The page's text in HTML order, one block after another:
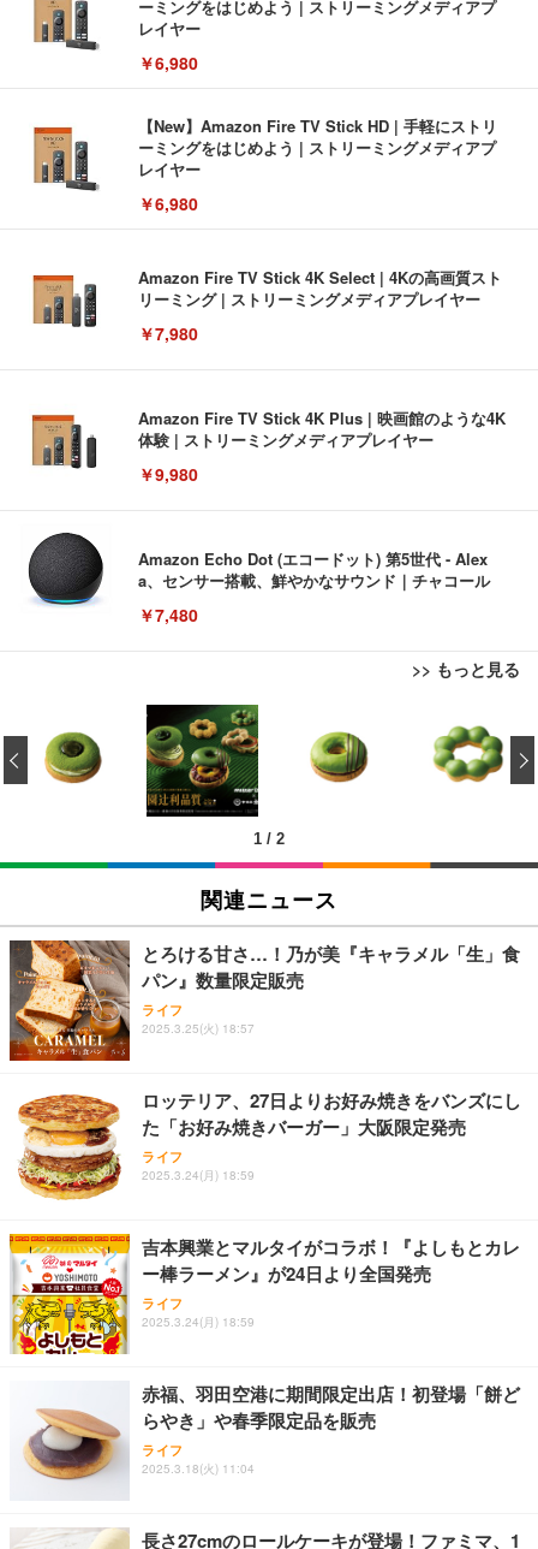
ーミングをはじめよう | ストリーミングメディアプ
レイヤー
￥6,980
【New】Amazon Fire TV Stick HD | 手軽にストリ
ーミングをはじめよう | ストリーミングメディアプ
レイヤー
￥6,980
Amazon Fire TV Stick 4K Select | 4Kの高画質スト
リーミング | ストリーミングメディアプレイヤー
￥7,980
Amazon Fire TV Stick 4K Plus | 映画館のような4K
体験 | ストリーミングメディアプレイヤー
￥9,980
Amazon Echo Dot (エコードット) 第5世代 - Alex
a、センサー搭載、鮮やかなサウンド｜チャコール
￥7,480
>> もっと見る
[EdoErgo] オフィスチェア 椅子 テレワーク 疲れな
い 跳ね上げ式アームレスト コンパクト 約105度ロッ
キング pc 事務椅子 360度回転 座面昇降 強化ナイロ
ン樹脂ベース 通気性メッシュ 在宅ワーク H-WY01
(黒網+黒枠+黒足)
￥5,699
SIHOO B100 オフィスチェア／デスクチェア メッシ
ュチェア 人間工学 疲れない ブラック
￥27,999
Sezlife オフィスチェア デスクチェア 疲れない テレ
ワーク チェア 強化バックレスト 30度ロッキング機
能 人間工学 椅子 腰サポート 90度跳ね上げ式アーム
務用 おしゃれ パソコンチェア (ブラック)
Sezlife オフィスチェア デスクチェア 疲れない テレ
ワーク チェア 強化バックレスト 30度ロッキング機
能 人間工学 椅子 腰サポート 90度跳ね上げ式アーム
務用 おしゃれ パソコンチェア (ホワイト)
ANDWINT オフィスチェア デスクチェア 肘なし メ
ッシュ 通気性 ランバーサポート付き 腰サポート ガ
ス圧無段階昇降 360度回転 キャスター付き コンパク
EIZO ビジネス向けプレミアムモニター | FlexScan
EV3240X-WT | 31.5型4K UHD・USB Type-C・ホワ
イト
￥105,595
EIZO ビジネス向けプレミアムモニター | FlexScan
￥109,572
【純正品】27"ゲーミングモニター DualSense 充電
フック付き（CFI-ZDM1J）
【整備済み品】Dell E2724HS 27インチ 液晶モニタ
ー フルHD（1920×1080）VA 非光沢 HDMI/DisplayP
ort/VGA スピーカー内蔵 高さ調整 スイベル VESA対
【MiniLED/24.5inch/280Hz/FHD】GRAPHT THE S
HOOTER Gaming Monitor 24” Essential ゲーミン
グモニター QD 24.5インチ 1ms FHD 量子ドット 残
Amazonベーシック ペットシーツ 薄型 レギュラー 1
回使い捨て 無香料 ホワイト 300枚
￥3,373
Amazonベーシック ペットシーツ 厚型 ワイド 42枚
x2袋(84枚) ホワイト(吸収面:ライトブルー)
￥3,234
ネオ・ルーライフ ネオ・オムツ L 中型犬用 26枚入
り 単品
Smart Basic(スマートベーシック) 【Amazon.co.jp
限定】 Smart Basic アイリスオーヤマ ペットシーツ
超厚型 お徳用 ワイド 100枚入 (x 1) (ケース販売)
アイリスオーヤマ ペットシーツ 超厚型 お徳用 レギ
ュラー 200枚入【Amazon.co.jp限定】
1 / 2
‹
関連ニュース
とろける甘さ…！乃が美『キャラメル「生」食
パン』数量限定販売
ライフ
2025.3.25(火) 18:57
ロッテリア、27日よりお好み焼きをバンズにし
た「お好み焼きバーガー」大阪限定発売
ライフ
2025.3.24(月) 18:59
吉本興業とマルタイがコラボ！『よしもとカレ
ー棒ラーメン』が24日より全国発売
ライフ
2025.3.24(月) 18:59
赤福、羽田空港に期間限定出店！初登場「餅ど
らやき」や春季限定品を販売
ライフ
2025.3.18(火) 11:04
長さ27cmのロールケーキが登場！ファミマ、1